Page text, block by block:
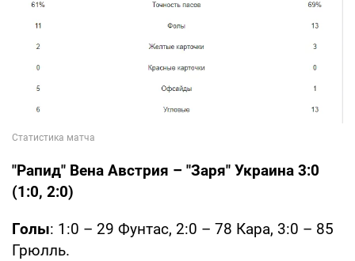
"Рапид" Вена Австрия – "Заря" Украина 3:0
(1:0, 2:0)
Голы: 1:0 – 29 Фунтас, 2:0 – 78 Кара, 3:0 – 85
Грюлль.